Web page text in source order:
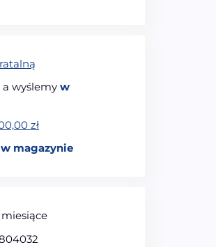
wyślemy w
zł
magazynie